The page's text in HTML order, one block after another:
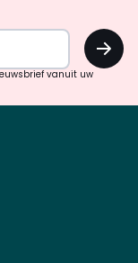
OK
vanuit uw